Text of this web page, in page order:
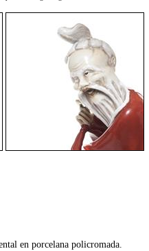
en porcelana policromada.